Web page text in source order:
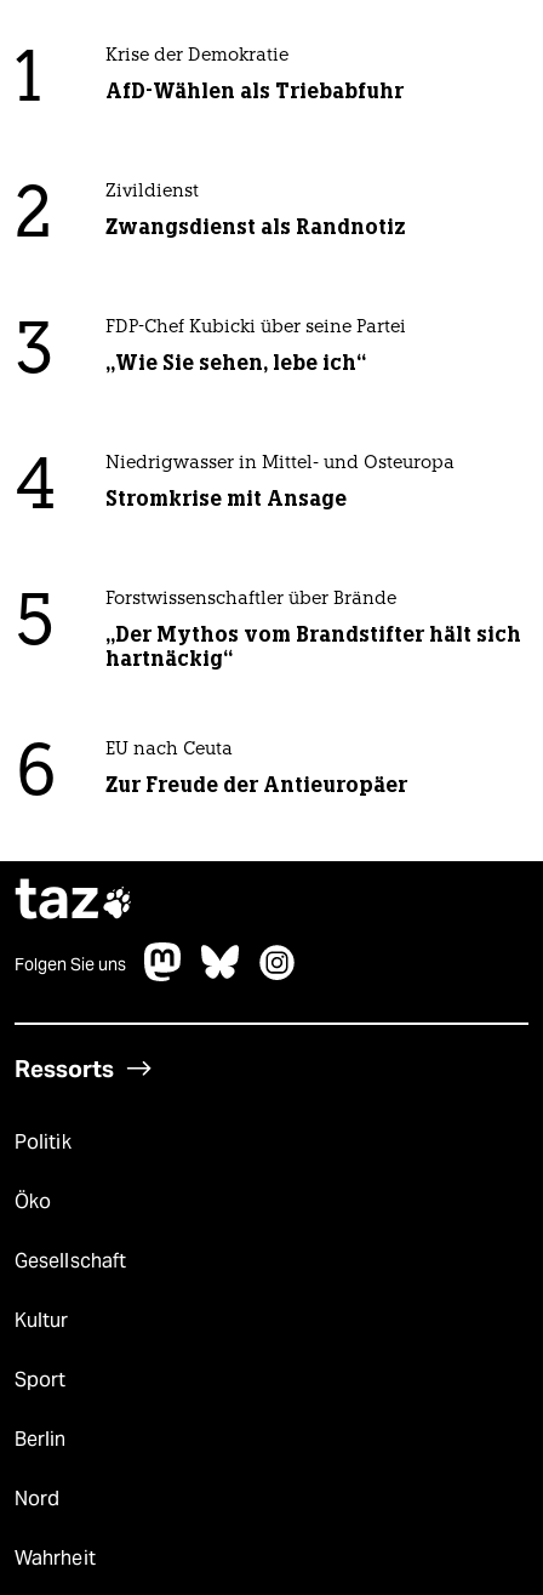
1 Krise der Demokratie
AfD-Wählen als Triebabfuhr
2 Zivildienst
Zwangsdienst als Randnotiz
3 FDP-Chef Kubicki über seine Partei
„Wie Sie sehen, lebe ich“
4 Niedrigwasser in Mittel- und Osteuropa
Stromkrise mit Ansage
5 Forstwissenschaftler über Brände
„Der Mythos vom Brandstifter hält sich
hartnäckig“
6 EU nach Ceuta
Zur Freude der Antieuropäer
taz
Folgen Sie uns
Ressorts
Politik
Öko
Gesellschaft
Kultur
Sport
Berlin
Nord
Wahrheit